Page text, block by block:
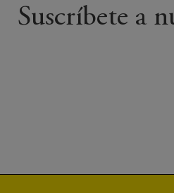
Suscríbete a